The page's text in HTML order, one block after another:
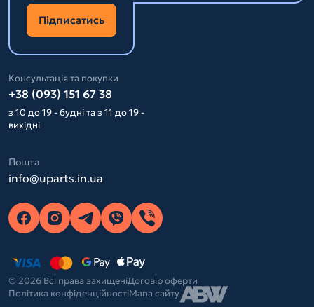
Підписатись
Консультація та покупки
+38 (093) 151 67 38
з 10 до 19 - будні та з 11 до 19 -
вихідні
Пошта
info@uparts.in.ua
© 2026 Всі права захищеніДоговір оферти
Політика конфіденційностіМапа сайту